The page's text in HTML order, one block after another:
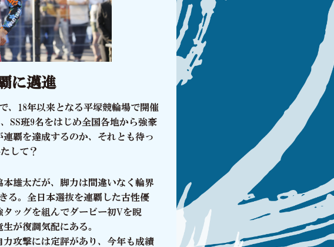
い芸人テツandトモさんのサイン入り日本選手権競輪オリジナルＴシ
とクオカードのセットをプレゼント！Twitterキャンペーン実施中！
の若手女性演歌歌手岩佐美咲さんのサイン入り日本選手権競輪オ
ナルＴシャツとクオカードのセットをプレゼント！Twitterキャンペー
施中！
ント情報の変更について
ルデンレーサー賞を制した守澤太志選手のサイン入りチャンピオンジ
ジ1名様、サイン入りクオカードを10名様にプレゼント！Twitterキャ
観覧席当日発売について
、2日目S級特別選抜予選に出場する全選手のサイン入り日本選手権競
リジナルQUOカード計13500円分が2名様に当たるTwitterキャンペー
に邁進
、18年以来となる平塚競輪場で開催
SS班9名をはじめ全国各地から強豪
覇を達成するのか、それとも待っ
して？
雄太だが、脚力は間違いなく輪界
る。全日本選抜を連覇した古性優
ッグを組んでダービー初Vを睨
が復調気配にある。
攻撃には定評があり、今年も成績